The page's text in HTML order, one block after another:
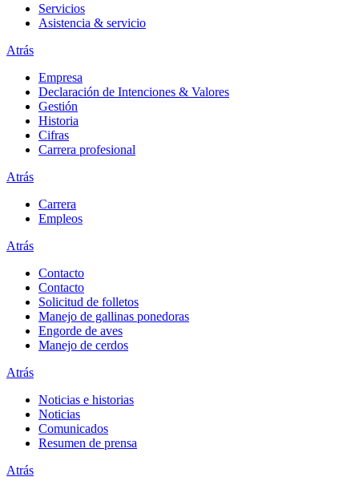
Servicios
Asistencia & servicio
Atrás
Empresa
Declaración de Intenciones & Valores
Gestión
Historia
Cifras
Carrera profesional
Atrás
Carrera
Empleos
Atrás
Contacto
Contacto
Solicitud de folletos
Manejo de gallinas ponedoras
Engorde de aves
Manejo de cerdos
Atrás
Noticias e historias
Noticias
Comunicados
Resumen de prensa
Atrás